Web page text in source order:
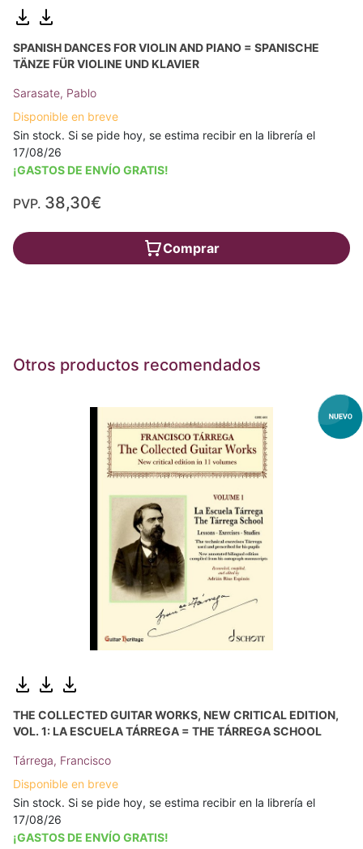
SPANISH DANCES FOR VIOLIN AND PIANO = SPANISCHE
TÄNZE FÜR VIOLINE UND KLAVIER
Sarasate, Pablo
Disponible en breve
Sin stock. Si se pide hoy, se estima recibir en la librería el
17/08/26
¡GASTOS DE ENVÍO GRATIS!
PVP. 38,30€
Comprar
Otros productos recomendados
THE COLLECTED GUITAR WORKS, NEW CRITICAL EDITION,
VOL. 1: LA ESCUELA TÁRREGA = THE TÁRREGA SCHOOL
Tárrega, Francisco
Disponible en breve
Sin stock. Si se pide hoy, se estima recibir en la librería el
17/08/26
¡GASTOS DE ENVÍO GRATIS!